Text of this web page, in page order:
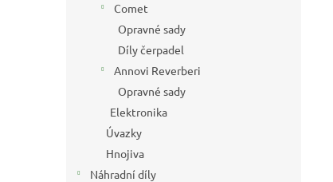
Comet
Opravné sady
Díly čerpadel
Annovi Reverberi
Opravné sady
Elektronika
Úvazky
Hnojiva
Náhradní díly